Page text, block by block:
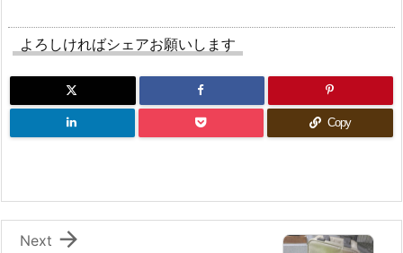
よろしければシェアお願いします
Copy

Next